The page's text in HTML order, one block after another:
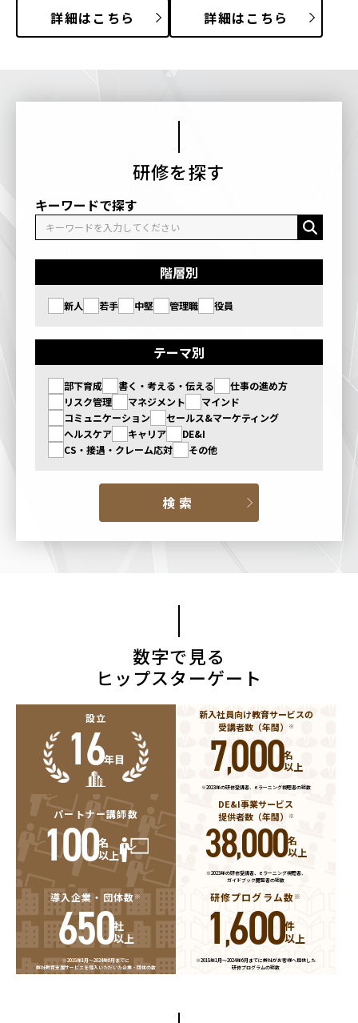
詳細はこちら 詳細はこちら
研修を探す
キーワードで探す
階層別
新人 若手 中堅 管理職 役員
テーマ別
部下育成 書く・考える・伝える
仕事の進め方
リスク管理
マネジメント
マインド
コミュニケーション
セールス&マーケティング
ヘルスケア
キャリア
DE&I
CS・接遇・クレーム応対
その他
数字で見る
ヒップスターゲート
設立
16年目
新入社員向け教育サービスの
受講者数（年間）
※
7,000名
以上
※2023年の研修受講者、eラーニング視聴者の総数
DE&I事業サービス
提供者数（年間）
※
38,000名
以上
※2023年の研修受講者、eラーニング視聴者、
ガイドブック閲覧者の総数
パートナー講師数
100名
以上
導入企業・団体数※
650社
以上
※2018年1月～2024年6月までに
弊社教育支援サービスを導入いただいた企業・団体の数
研修プログラム数※
1,600件
以上
※2018年1月～2024年6月までに弊社がお客様へ提供した
研修プログラムの総数